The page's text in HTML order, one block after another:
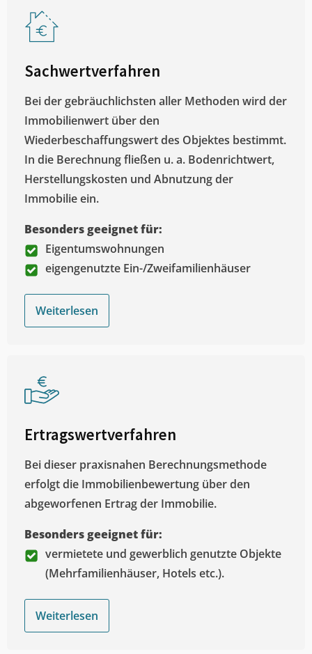
Sachwertverfahren
Bei der gebräuchlichsten aller Methoden wird der
Immobilienwert über den
Wiederbeschaffungswert des Objektes bestimmt.
In die Berechnung fließen u. a. Bodenrichtwert,
Herstellungskosten und Abnutzung der
Immobilie ein.
Besonders geeignet für:
Eigentumswohnungen
eigengenutzte Ein-/Zweifamilienhäuser
Weiterlesen
Ertragswertverfahren
Bei dieser praxisnahen Berechnungsmethode
erfolgt die Immobilienbewertung über den
abgeworfenen Ertrag der Immobilie.
Besonders geeignet für:
vermietete und gewerblich genutzte Objekte
(Mehrfamilienhäuser, Hotels etc.).
Weiterlesen